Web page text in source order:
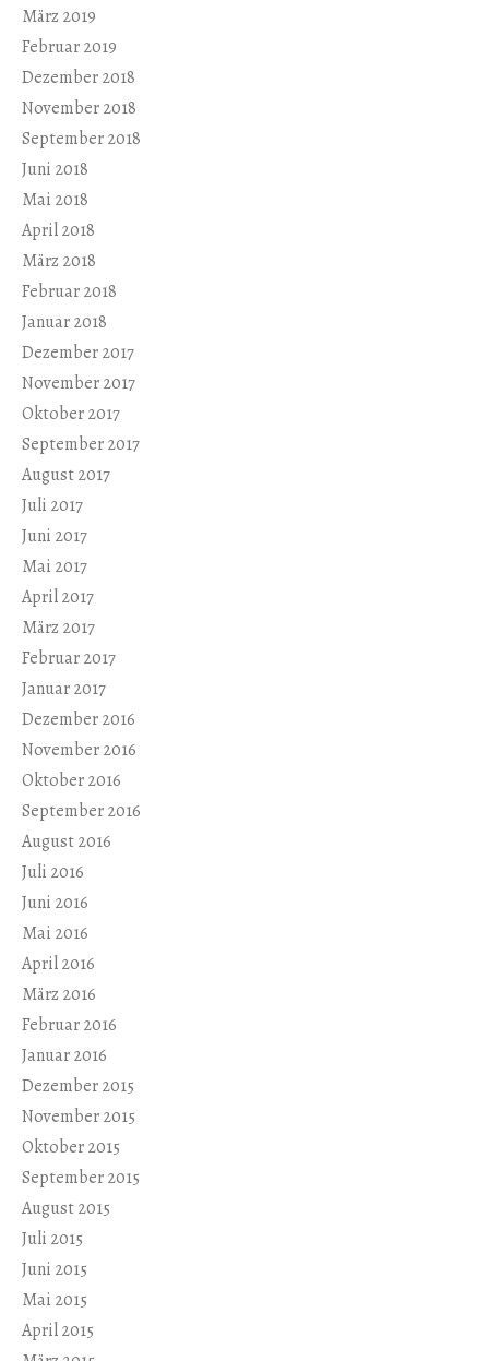
März 2019
Februar 2019
Dezember 2018
November 2018
September 2018
Juni 2018
Mai 2018
April 2018
März 2018
Februar 2018
Januar 2018
Dezember 2017
November 2017
Oktober 2017
September 2017
August 2017
Juli 2017
Juni 2017
Mai 2017
April 2017
März 2017
Februar 2017
Januar 2017
Dezember 2016
November 2016
Oktober 2016
September 2016
August 2016
Juli 2016
Juni 2016
Mai 2016
April 2016
März 2016
Februar 2016
Januar 2016
Dezember 2015
November 2015
Oktober 2015
September 2015
August 2015
Juli 2015
Juni 2015
Mai 2015
April 2015